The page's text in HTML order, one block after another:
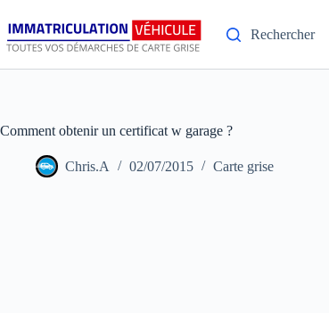
Rechercher
Comment obtenir un certificat w garage ?
Chris.A 02/07/2015 Carte grise